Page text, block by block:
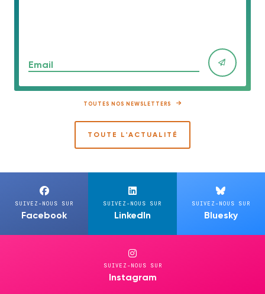
Email
TOUTES NOS NEWSLETTERS
TOUTE L'ACTUALITÉ
SUIVEZ-NOUS SUR
Facebook
SUIVEZ-NOUS SUR
LinkedIn
SUIVEZ-NOUS SUR
Bluesky
SUIVEZ-NOUS SUR
Instagram